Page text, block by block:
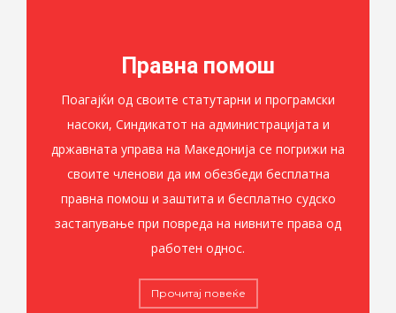
Правна помош
Поагајќи од своите статутарни и програмски
насоки, Синдикатот на администрацијата и
државната управа на Македонија се погрижи на
своите членови да им обезбеди бесплатна
правна помош и заштита и бесплатно судско
застапување при повреда на нивните права од
работен однос.
Прочитај повеќе